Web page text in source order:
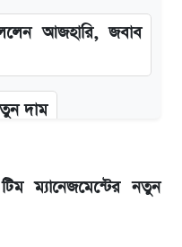
আজহারি, জবাব
দাম
পর যা জানাল
উঠে এলো
ম্যানেজমেন্টের নতুন